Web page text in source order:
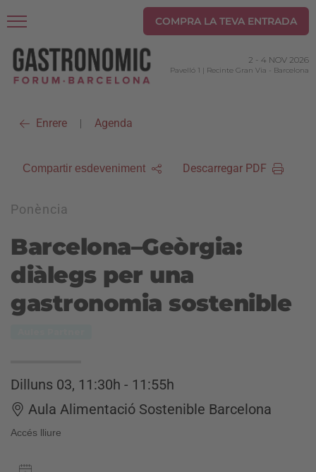
COMPRA LA TEVA ENTRADA
2 - 4 NOV 2026
Pavelló 1 | Recinte Gran Via - Barcelona
Enrere | Agenda
Compartir esdeveniment Descarregar PDF
Ponència
Barcelona–Geòrgia:
diàlegs per una
gastronomia sostenible
Dilluns 03, 11:30h - 11:55h
Aula Alimentació Sostenible Barcelona
Accés lliure